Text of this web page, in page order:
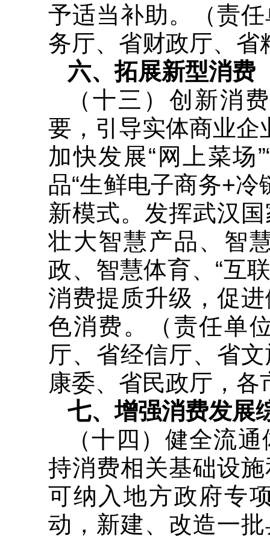
予适当补助。（责
务厅、省财政厅、省
六、拓展新型消费
（十三）创新消
要，引导实体商业企
加快发展“网上菜场
品“生鲜电子商务+冷
新模式。发挥武汉
壮大智慧产品、智
政、智慧体育、“互
消费提质升级，促
色消费。（责任单
厅、省经信厅、省
康委、省民政厅，各
七、增强消费发展
（十四）健全流
持消费相关基础设
可纳入地方政府专
动，新建、改造一